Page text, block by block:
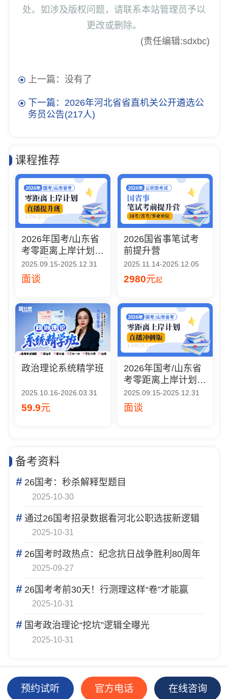
处。如涉及版权问题，请联系本站管理员予以
更改或删除。
(责任编辑:sdxbc)
上一篇：没有了
下一篇：2026年河北省省直机关公开遴选公
务员公告(217人)
课程推荐
2026年国考/山东省
考零距离上岸计划
（直播提升班）
2025.09.15-2025.12.31
面谈
2026国省事笔试考
前提升营
2025.11.14-2025.12.05
2980元起
政治理论系统精学班
2025.10.16-2026.03.31
59.9元
2026年国考/山东省
考零距离上岸计划
（直播冲刺版）
2025.09.15-2025.12.31
面谈
备考资料
#26国考：秒杀解释型题目
2025-10-30
#通过26国考招录数据看河北公职选拔新逻辑
2025-10-31
#26国考时政热点：纪念抗日战争胜利80周年
2025-09-27
#26国考考前30天！行测理这样“卷”才能赢
2025-10-31
#国考政治理论“挖坑”逻辑全曝光
2025-10-31
预约试听 官方电话 在线咨询